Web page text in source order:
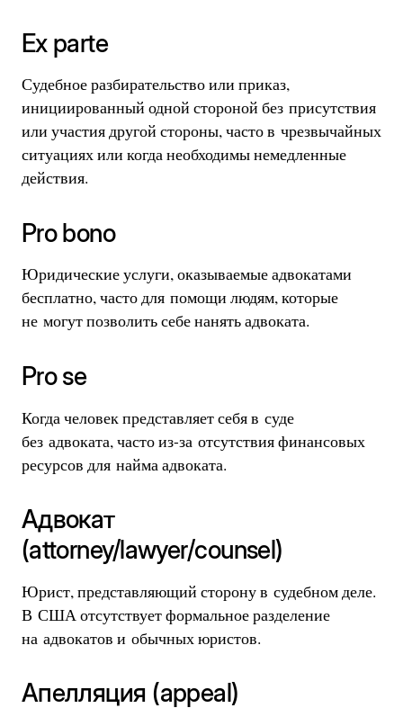
Ex parte
Судебное разбирательство или приказ,
инициированный одной стороной без присутствия
или участия другой стороны, часто в чрезвычайных
ситуациях или когда необходимы немедленные
действия.
Pro bono
Юридические услуги, оказываемые адвокатами
бесплатно, часто для помощи людям, которые
не могут позволить себе нанять адвоката.
Pro se
Когда человек представляет себя в суде
без адвоката, часто из-за отсутствия финансовых
ресурсов для найма адвоката.
Адвокат
(attorney/lawyer/counsel)
Юрист, представляющий сторону в судебном деле.
В США отсутствует формальное разделение
на адвокатов и обычных юристов.
Апелляция (appeal)